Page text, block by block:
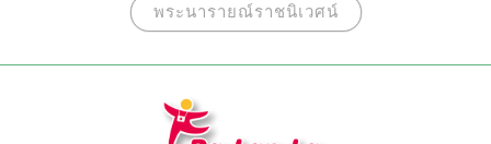
พระนารายณ์ราชนิเวศน์